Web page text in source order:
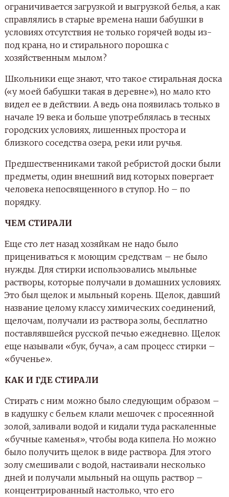
ограничивается загрузкой и выгрузкой белья, а как
справлялись в старые времена наши бабушки в
условиях отсутствия не только горячей воды из-
под крана, но и стирального порошка с
хозяйственным мылом?
Школьники еще знают, что такое стиральная доска
(«у моей бабушки такая в деревне»), но мало кто
видел ее в действии. А ведь она появилась только в
начале 19 века и больше употреблялась в тесных
городских условиях, лишенных простора и
близкого соседства озера, реки или ручья.
Предшественниками такой ребристой доски были
предметы, один внешний вид которых повергает
человека непосвященного в ступор. Но – по
порядку.
ЧЕМ СТИРАЛИ
Еще сто лет назад хозяйкам не надо было
прицениваться к моющим средствам – не было
нужды. Для стирки использовались мыльные
растворы, которые получали в домашних условиях.
Это был щелок и мыльный корень. Щелок, давший
название целому классу химических соединений,
щелочам, получали из раствора золы, бесплатно
поставлявшейся русской печью ежедневно. Щелок
еще называли «бук, буча», а сам процесс стирки –
«бученье».
КАК И ГДЕ СТИРАЛИ
Стирать с ним можно было следующим образом –
в кадушку с бельем клали мешочек с просеянной
золой, заливали водой и кидали туда раскаленные
«бучные каменья», чтобы вода кипела. Но можно
было получить щелок в виде раствора. Для этого
золу смешивали с водой, настаивали несколько
дней и получали мыльный на ощупь раствор –
концентрированный настолько, что его